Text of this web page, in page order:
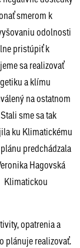
smerom k
odolnosti
pristúpiť k
sa realizovať
a klímu
na ostatnom
sme sa tak
ku Klimatickému
predchádzala
Hagovská
Klimatickou
opatrenia a
plánuje realizovať.